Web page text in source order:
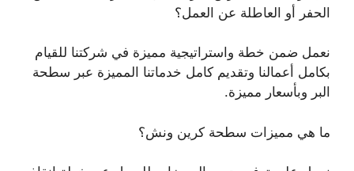
الحفر أو العاطلة عن العمل؟
نعمل ضمن خطة واستراتيجية مميزة في شركتنا للقيام
بكامل أعمالنا وتقديم كامل خدماتنا المميزة عبر سطحة
البر وبأسعار مميزة.
ما هي مميزات سطحة كرين ونش؟